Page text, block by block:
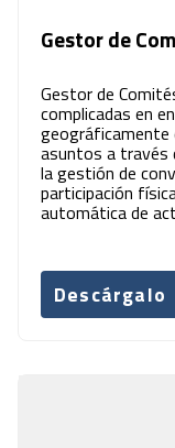
Gestor de
Gestor de
complicadas en
geográficamente
asuntos a través
la gestión de
participación
automática de
Descárgalo